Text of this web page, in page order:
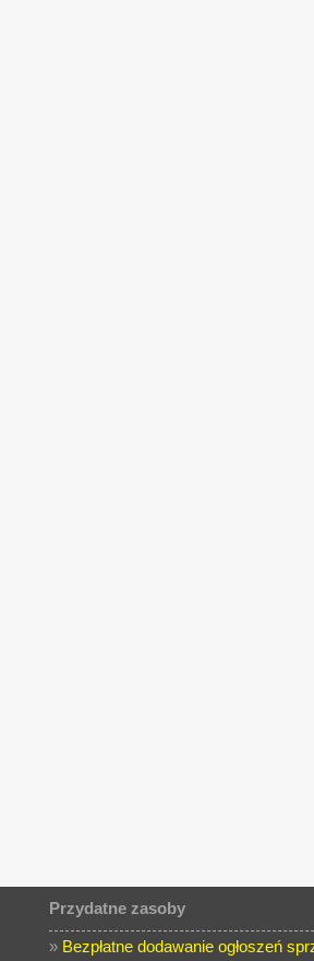
Przydatne zasoby
» Bezpłatne dodawanie ogłoszeń